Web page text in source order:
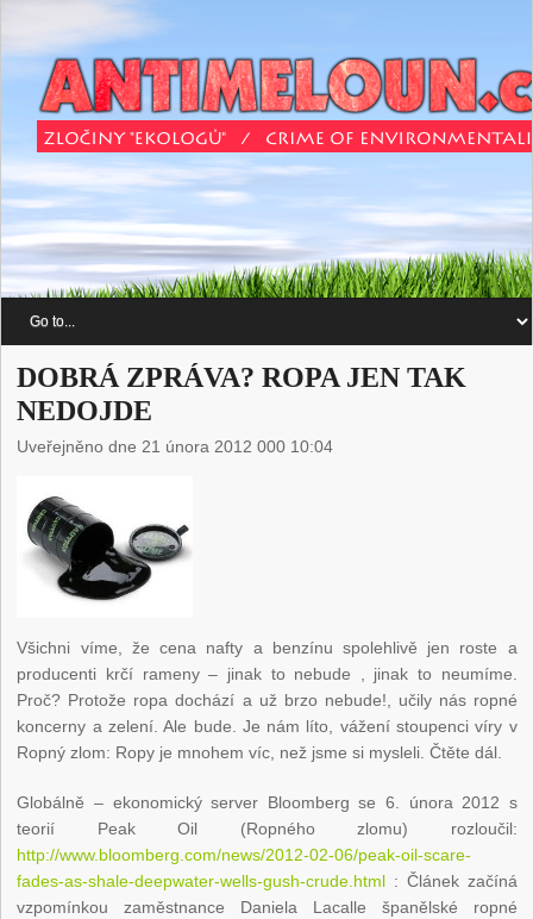
DOBRÁ ZPRÁVA? ROPA JEN TAK
NEDOJDE
Uveřejněno dne 21 února 2012 000 10:04
Všichni víme, že cena nafty a benzínu spolehlivě jen roste a
producenti krčí rameny – jinak to nebude , jinak to neumíme.
Proč? Protože ropa dochází a už brzo nebude!, učily nás ropné
koncerny a zelení. Ale bude. Je nám líto, vážení stoupenci víry v
Ropný zlom: Ropy je mnohem víc, než jsme si mysleli. Čtěte dál.
Globálně – ekonomický server Bloomberg se 6. února 2012 s
teorií Peak Oil (Ropného zlomu) rozloučil:
http://www.bloomberg.com/news/2012-02-06/peak-oil-scare-
fades-as-shale-deepwater-wells-gush-crude.html : Článek začíná
vzpomínkou zaměstnance Daniela Lacalle španělské ropné